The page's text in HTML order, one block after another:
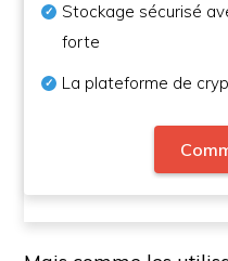
Stockage sécurisé
forte
La plateforme de